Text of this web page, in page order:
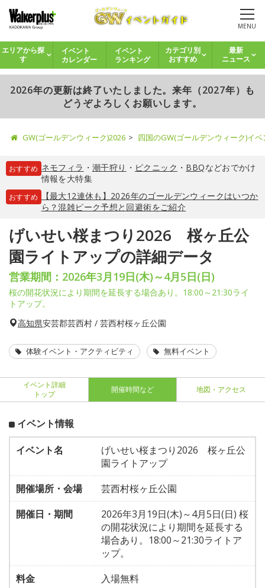
MENU
エリアから探
す
イベント
カレンダー
イベント
ランキング
カテゴリ別
おすすめ
最新
ニュース
2026年の更新は終了いたしました。来年（2027年）も
どうぞよろしくお願いします。
GW(ゴールデンウィーク)2026 四国のGW(ゴールデンウィーク)イ
おすすめ ネモフィラ ・ 潮干狩り ・ ピクニック ・ BBQなどおでかけ
情報を大特集
おすすめ
【最大12連休も】2026年のゴールデンウィークはいつか
ら？混雑ピーク予想と回避術をご紹介
げいせい桜まつり2026 桜ヶ丘公
園ライトアップの詳細データ
営業期間：2026年3月19日(木)～4月5日(日)
桜の開花状況により期間を延長する場合あり。18:00～21:30ライ
トアップ。
高知県安芸郡芸西村 / 芸西村桜ヶ丘公園
体験イベント・アクティビティ 無料イベント
イベント詳細
トップ
開催時間など 地図・アクセス
イベント情報
イベント名
げいせい桜まつり2026 桜ヶ丘公
園ライトアップ
開催場所・会場
芸西村桜ヶ丘公園
開催日・期間
2026年3月19日(木)～4月5日(日) 桜
の開花状況により期間を延長する
場合あり。18:00～21:30ライトア
ップ。
料金
入場無料